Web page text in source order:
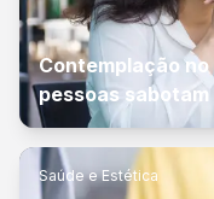
Contemplação
pessoas
Saúde e Estética